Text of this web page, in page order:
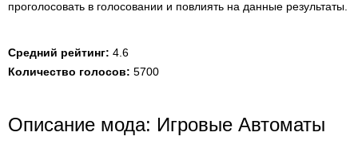
проголосовать в голосовании и повлиять на данные результаты.
Средний рейтинг: 4.6
Количество голосов: 5700
Описание мода: Игровые Автоматы